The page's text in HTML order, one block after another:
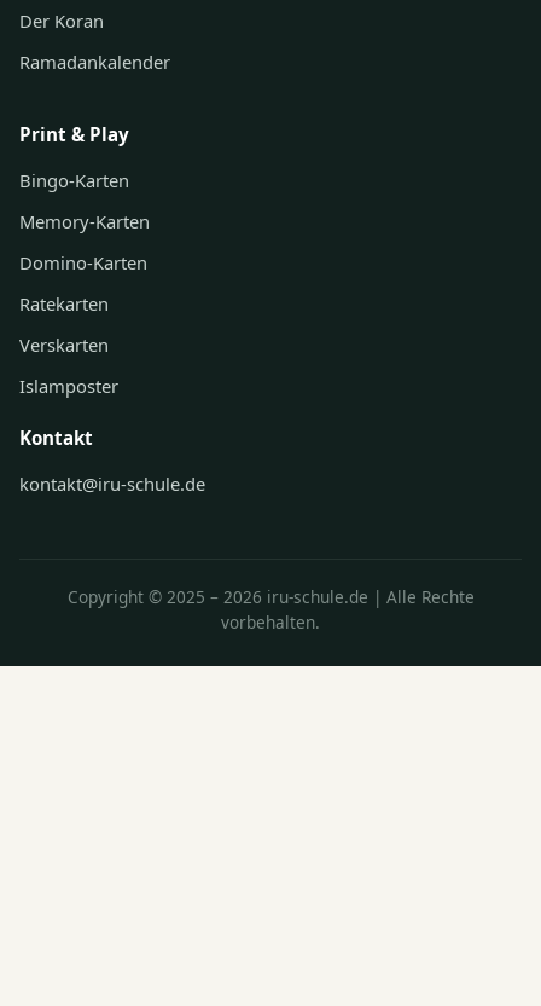
Der Koran
Ramadankalender
Print & Play
Bingo-Karten
Memory-Karten
Domino-Karten
Ratekarten
Verskarten
Islamposter
Kontakt
kontakt@iru-schule.de
Copyright © 2025 – 2026 iru-schule.de | Alle Rechte
vorbehalten.